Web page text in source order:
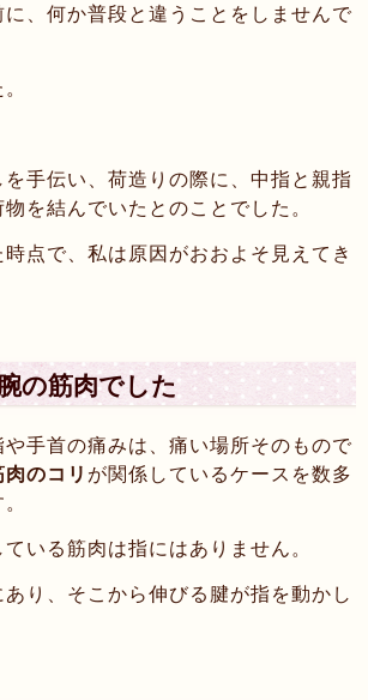
に、何か普段と違うことをしませんで
手伝い、荷造りの際に、中指と親指
を結んでいたとのことでした。
点で、私は原因がおおよそ見えてき
の筋肉でした
手首の痛みは、痛い場所そのもので
のコリ が関係しているケースを数多
いる筋肉は指にはありません。
り、そこから伸びる腱が指を動かし